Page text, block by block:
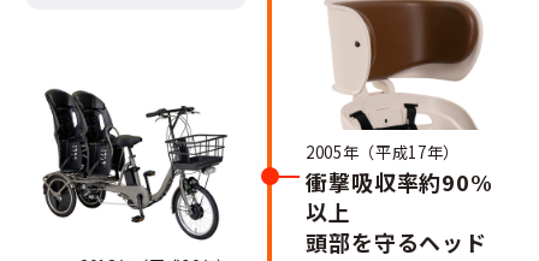
2005年（平成17年）
衝撃吸収率約90%
以上
頭部を守るヘッド